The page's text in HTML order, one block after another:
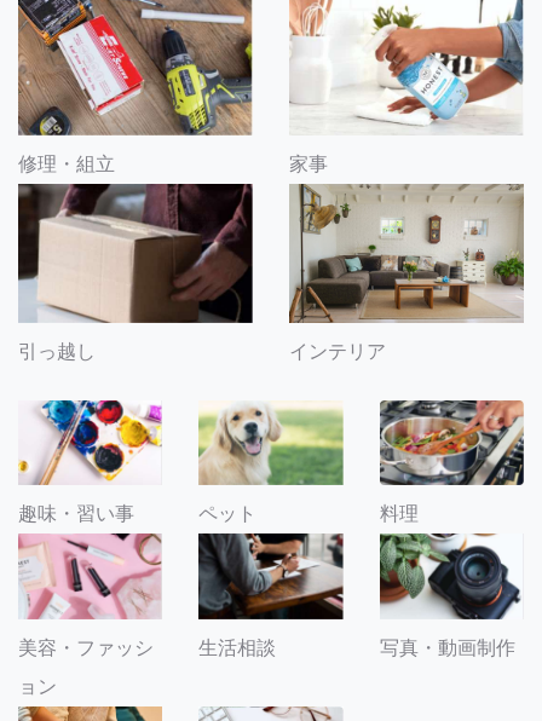
修理・組立 家事
引っ越し インテリア
趣味・習い事 ペット 料理
美容・ファッシ
ョン
生活相談 写真・動画制作